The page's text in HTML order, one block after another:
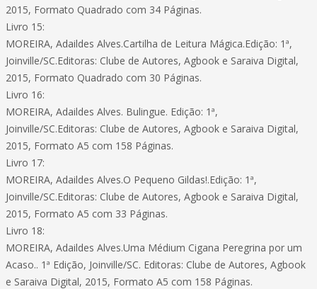
2015, Formato Quadrado com 34 Páginas.
Livro 15:
MOREIRA, Adaildes Alves.Cartilha de Leitura Mágica.Edição: 1ª,
Joinville/SC.Editoras: Clube de Autores, Agbook e Saraiva Digital,
2015, Formato Quadrado com 30 Páginas.
Livro 16:
MOREIRA, Adaildes Alves. Bulingue. Edição: 1ª,
Joinville/SC.Editoras: Clube de Autores, Agbook e Saraiva Digital,
2015, Formato A5 com 158 Páginas.
Livro 17:
MOREIRA, Adaildes Alves.O Pequeno Gildas!.Edição: 1ª,
Joinville/SC.Editoras: Clube de Autores, Agbook e Saraiva Digital,
2015, Formato A5 com 33 Páginas.
Livro 18:
MOREIRA, Adaildes Alves.Uma Médium Cigana Peregrina por um
Acaso.. 1ª Edição, Joinville/SC. Editoras: Clube de Autores, Agbook
e Saraiva Digital, 2015, Formato A5 com 158 Páginas.